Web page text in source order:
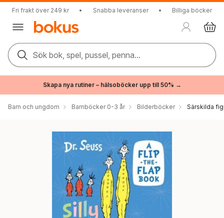
Fri frakt över 249 kr • Snabba leveranser • Billiga böcker
Sök bok, spel, pussel, penna...
Skapa nya rutiner – hälsoböcker upp till 50% →
Barn och ungdom Barnböcker 0-3 år Bilderböcker Särskilda